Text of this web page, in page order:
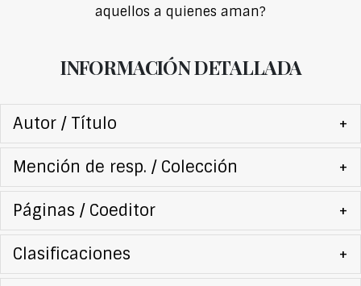
aquellos a quienes aman?
INFORMACIÓN DETALLADA
Autor / Título +
Mención de resp. / Colección +
Páginas / Coeditor +
Clasificaciones +